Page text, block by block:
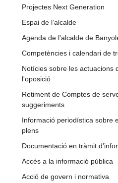
Projectes Next Generation
Espai de l’alcalde
Agenda de l'alcalde de
Competències i calendari de
Notícies sobre les actuacions
l'oposició
Retiment de Comptes de
suggeriments
Informació periodística sobre
plens
Documentació en tràmit
Accés a la informació pública
Acció de govern i normativa